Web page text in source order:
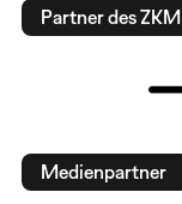
Partner des ZKM
Medienpartner